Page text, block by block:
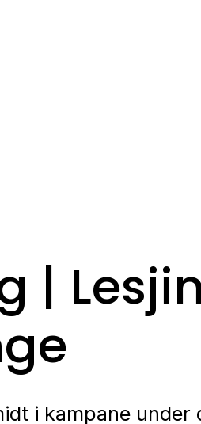
|
i kampane under